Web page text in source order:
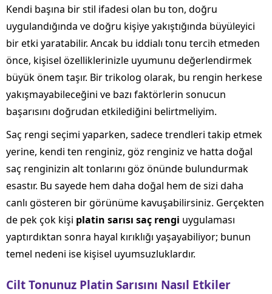
Kendi başına bir stil ifadesi olan bu ton, doğru
uygulandığında ve doğru kişiye yakıştığında büyüleyici
bir etki yaratabilir. Ancak bu iddialı tonu tercih etmeden
önce, kişisel özelliklerinizle uyumunu değerlendirmek
büyük önem taşır. Bir trikolog olarak, bu rengin herkese
yakışmayabileceğini ve bazı faktörlerin sonucun
başarısını doğrudan etkilediğini belirtmeliyim.
Saç rengi seçimi yaparken, sadece trendleri takip etmek
yerine, kendi ten renginiz, göz renginiz ve hatta doğal
saç renginizin alt tonlarını göz önünde bulundurmak
esastır. Bu sayede hem daha doğal hem de sizi daha
canlı gösteren bir görünüme kavuşabilirsiniz. Gerçekten
de pek çok kişi platin sarısı saç rengi uygulaması
yaptırdıktan sonra hayal kırıklığı yaşayabiliyor; bunun
temel nedeni ise kişisel uyumsuzluklardır.
Cilt Tonunuz Platin Sarısını Nasıl Etkiler